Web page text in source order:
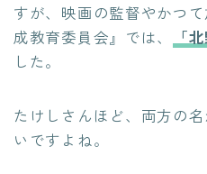
すが、映画の監督やかつ
成教育委員会』では、
「
した。
たけしさんほど、両方の
いですよね。